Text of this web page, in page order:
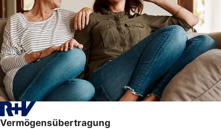
Vermögensübertragung